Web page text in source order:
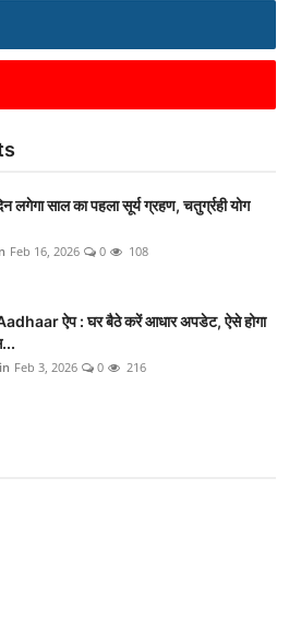
लगेगा साल का पहला सूर्य ग्रहण, चतुर्ग्रही योग
Feb 16, 2026 0 108
ऐप : घर बैठे करें आधार अपडेट, ऐसे होगा
Feb 3, 2026 0 216